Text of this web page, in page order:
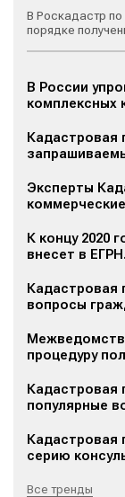
В Роскадастр
порядке
В России
комплексных
Кадастровая
Эксперты
К концу 2020
внесет в
Кадастровая
вопросы
процедуру
Кадастровая
популярные
Кадастровая
серию
Все тренды